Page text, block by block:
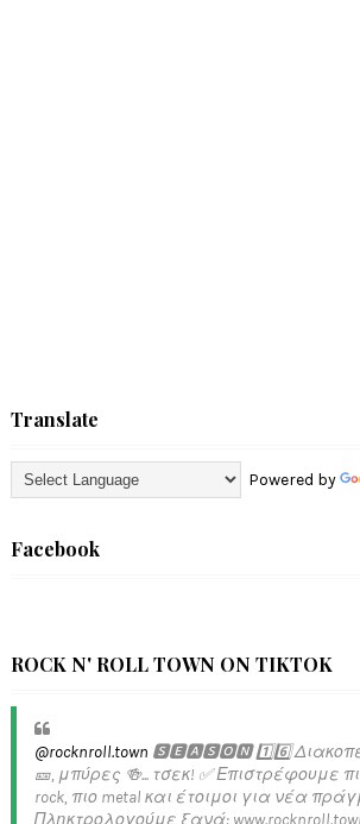
Translate
Powered by
Facebook
ROCK N' ROLL TOWN ON TIKTOK
@rocknroll.town 🆂🅴🅰🆂🅾🅽 1️⃣6️⃣
🎫, μπύρες 🍻... τσεκ! ✅️ Επιστρέφουμε
rock, πιο metal και έτοιμοι για νέα
Πληκτρολογούμε ξανά: